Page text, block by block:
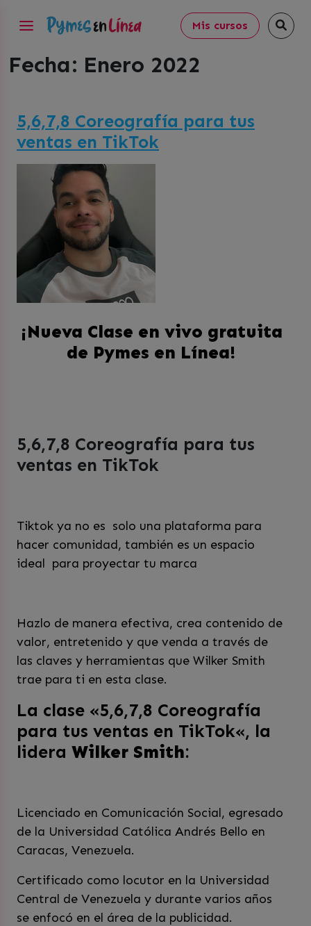
Mis cursos
Fecha: Enero 2022
5,6,7,8 Coreografía para tus
ventas en TikTok
¡Nueva Clase en vivo gratuita
de Pymes en Línea!
5,6,7,8 Coreografía para tus
ventas en TikTok
Tiktok ya no es solo una plataforma para
hacer comunidad, también es un espacio
ideal para proyectar tu marca
Hazlo de manera efectiva, crea contenido de
valor, entretenido y que venda a través de
las claves y herramientas que Wilker Smith
trae para ti en esta clase.
La clase «5,6,7,8 Coreografía
para tus ventas en TikTok«, la
lidera Wilker Smith:
Licenciado en Comunicación Social, egresado
de la Universidad Católica Andrés Bello en
Caracas, Venezuela.
Certificado como locutor en la Universidad
Central de Venezuela y durante varios años
se enfocó en el área de la publicidad.